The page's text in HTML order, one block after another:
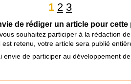
1 2 3
de rédiger un article pour cette
souhaitez participer à la rédaction
est retenu, votre article sera publié
envie de participer au développement